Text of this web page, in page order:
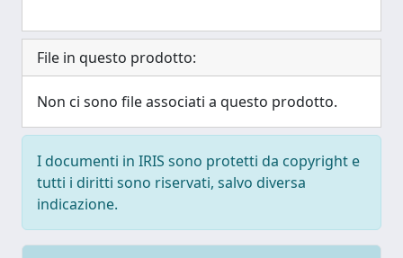
File in questo prodotto:
Non ci sono file associati a questo prodotto.
I documenti in IRIS sono protetti da copyright e
tutti i diritti sono riservati, salvo diversa
indicazione.